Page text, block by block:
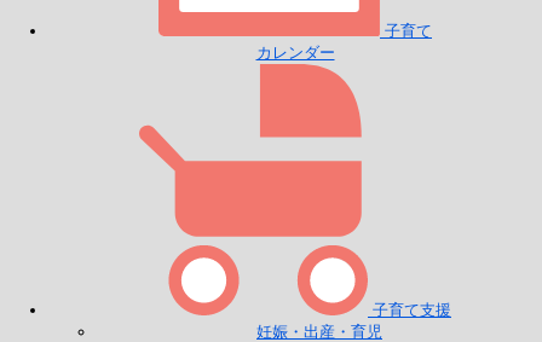
子育て
カレンダー
子育て支援
妊娠・出産・育児